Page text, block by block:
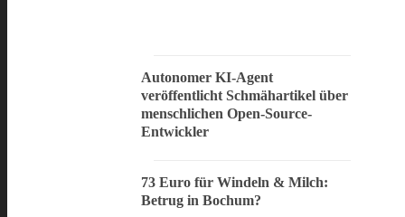
Autonomer KI-Agent
veröffentlicht Schmähartikel über
menschlichen Open-Source-
Entwickler
73 Euro für Windeln & Milch:
Betrug in Bochum?